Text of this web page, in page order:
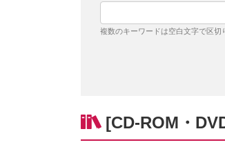
複数のキーワードは空白文字で区切
[CD-ROM・